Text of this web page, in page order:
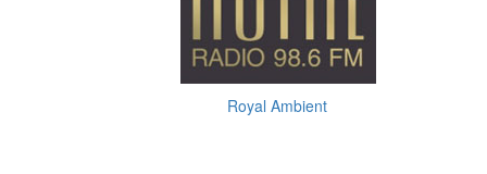
Royal Ambient